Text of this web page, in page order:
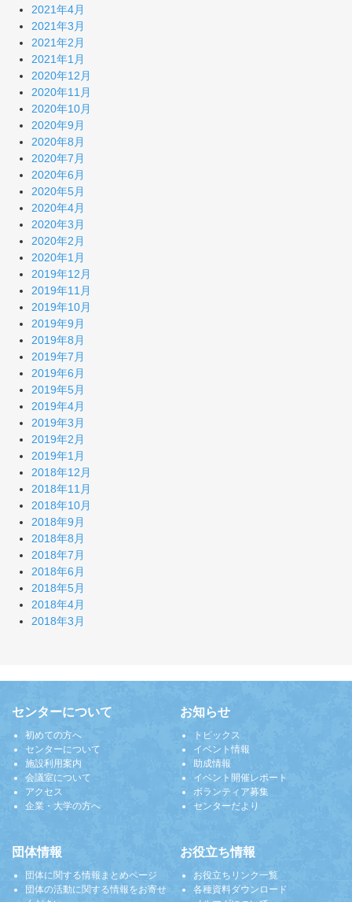
2021年4月
2021年3月
2021年2月
2021年1月
2020年12月
2020年11月
2020年10月
2020年9月
2020年8月
2020年7月
2020年6月
2020年5月
2020年4月
2020年3月
2020年2月
2020年1月
2019年12月
2019年11月
2019年10月
2019年9月
2019年8月
2019年7月
2019年6月
2019年5月
2019年4月
2019年3月
2019年2月
2019年1月
2018年12月
2018年11月
2018年10月
2018年9月
2018年8月
2018年7月
2018年6月
2018年5月
2018年4月
2018年3月
センターについて
初めての方へ
センターについて
施設利用案内
会議室について
アクセス
企業・大学の方へ
お知らせ
トピックス
イベント情報
助成情報
イベント開催レポート
ボランティア募集
センターだより
団体情報
団体に関する情報まとめページ
団体の活動に関する情報をお寄せ
お役立ち情報
お役立ちリンク一覧
各種資料ダウンロード